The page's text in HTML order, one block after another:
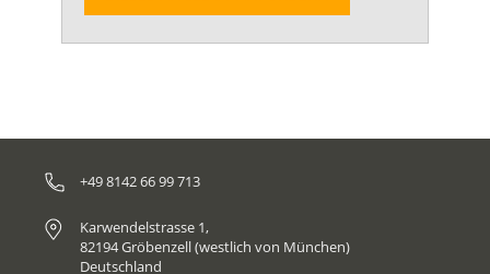
+49 8142 66 99 713
Karwendelstrasse 1,
82194 Gröbenzell (westlich von München)
Deutschland